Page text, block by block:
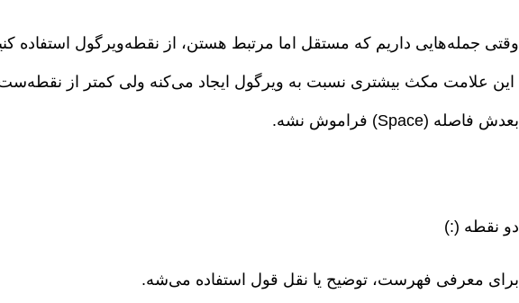
وقتی جمله‌هایی داریم که مستقل اما مرتبط هستن، از نقطه‌ویرگول استفاده
این علامت مکث بیشتری نسبت به ویرگول ایجاد می‌کنه ولی کمتر از
بعدش فاصله (Space) فراموش نشه.
دو نقطه (:)
برای معرفی فهرست، توضیح یا نقل قول استفاده می‌شه.